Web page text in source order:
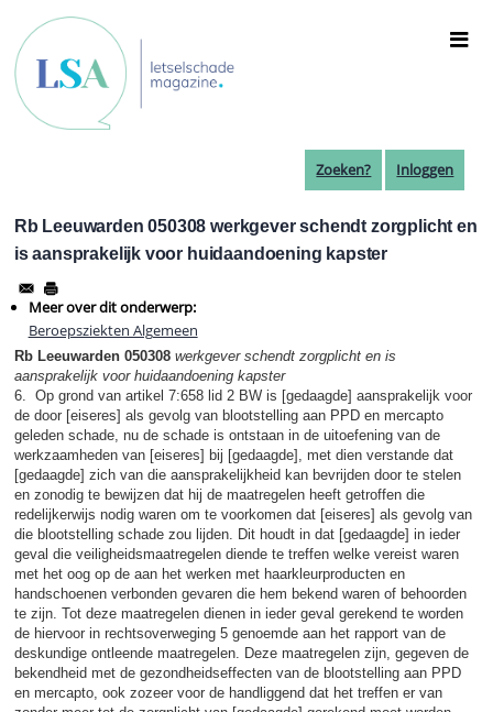
naar
de
inhoud
gaan
Zoeken? Inloggen
Rb Leeuwarden 050308 werkgever schendt zorgplicht en
is aansprakelijk voor huidaandoening kapster
Meer over dit onderwerp:
Beroepsziekten Algemeen
Rb Leeuwarden 050308 werkgever schendt zorgplicht en is
aansprakelijk voor huidaandoening kapster
6. Op grond van artikel 7:658 lid 2 BW is [gedaagde] aansprakelijk voor
de door [eiseres] als gevolg van blootstelling aan PPD en mercapto
geleden schade, nu de schade is ontstaan in de uitoefening van de
werkzaamheden van [eiseres] bij [gedaagde], met dien verstande dat
[gedaagde] zich van die aansprakelijkheid kan bevrijden door te stelen
en zonodig te bewijzen dat hij de maatregelen heeft getroffen die
redelijkerwijs nodig waren om te voorkomen dat [eiseres] als gevolg van
die blootstelling schade zou lijden. Dit houdt in dat [gedaagde] in ieder
geval die veiligheidsmaatregelen diende te treffen welke vereist waren
met het oog op de aan het werken met haarkleurproducten en
handschoenen verbonden gevaren die hem bekend waren of behoorden
te zijn. Tot deze maatregelen dienen in ieder geval gerekend te worden
de hiervoor in rechtsoverweging 5 genoemde aan het rapport van de
deskundige ontleende maatregelen. Deze maatregelen zijn, gegeven de
bekendheid met de gezondheidseffecten van de blootstelling aan PPD
en mercapto, ook zozeer voor de handliggend dat het treffen er van